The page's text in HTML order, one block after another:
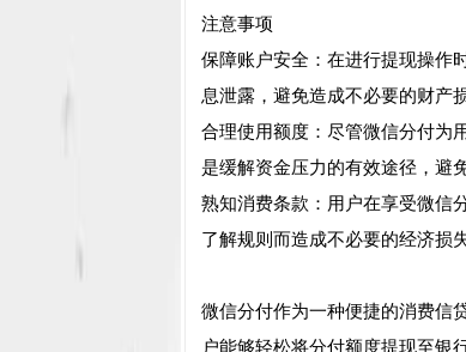
注意事项
保障账户安全：在进行提现操作
息泄露，避免造成不必要的财产损
合理使用额度：尽管微信分付为
是缓解资金压力的有效途径，避
熟知消费条款：用户在享受微信
了解规则而造成不必要的经济损失
微信分付作为一种便捷的消费信
户能够轻松将分付额度提现至银